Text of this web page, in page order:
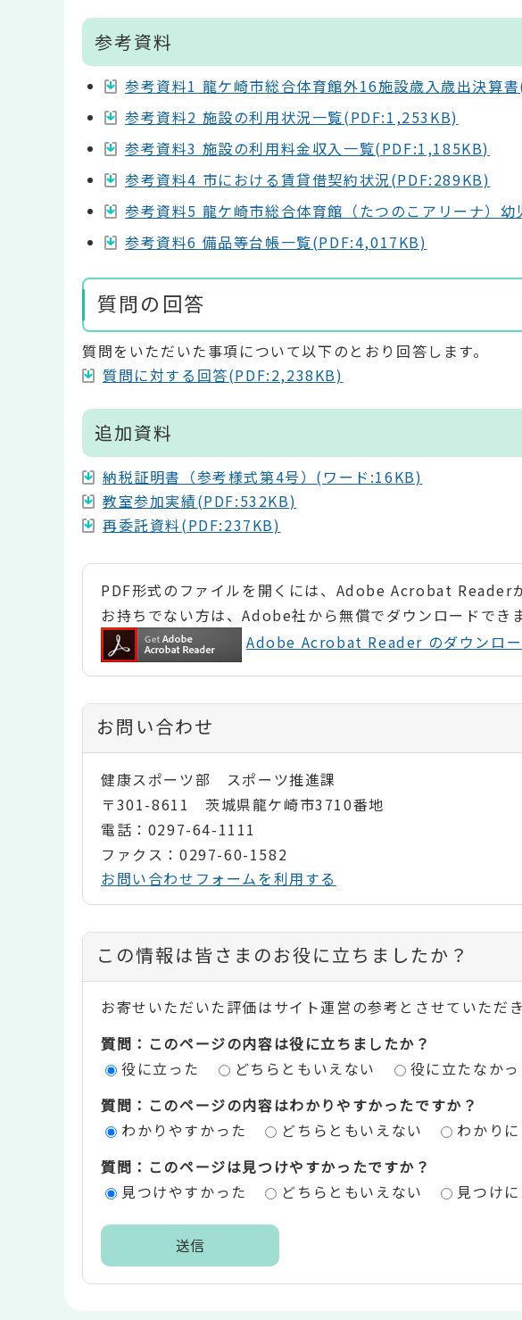
参考資料
参考資料1 龍ケ崎市総合体育館外16施設歳入歳出決算
参考資料2 施設の利用状況一覧(PDF:1,253KB)
参考資料3 施設の利用料金収入一覧(PDF:1,185KB)
参考資料4 市における賃貸借契約状況(PDF:289KB)
参考資料5 龍ケ崎市総合体育館（たつのこアリーナ）
参考資料6 備品等台帳一覧(PDF:4,017KB)
質問の回答
質問をいただいた事項について以下のとおり回答します。
質問に対する回答(PDF:2,238KB)
追加資料
納税証明書（参考様式第4号）(ワード:16KB)
教室参加実績(PDF:532KB)
再委託資料(PDF:237KB)
PDF形式のファイルを開くには、Adobe Acrobat Readerが
お持ちでない方は、Adobe社から無償でダウンロードできま
Adobe Acrobat Reader のダウンロ
お問い合わせ
健康スポーツ部 スポーツ推進課
〒301-8611 茨城県龍ケ崎市3710番地
電話：0297-64-1111
ファクス：0297-60-1582
お問い合わせフォームを利用する
コ
ン
テ
ン
評
エ
この情報は皆さまのお役に立ちましたか？
お寄せいただいた評価はサイト運営の参考とさせていただき
質問：このページの内容は役に立ちましたか？
役に立った
どちらともいえない
役に立たなかっ
質問：このページの内容はわかりやすかったですか？
わかりやすかった
どちらともいえない
わかり
質問：このページは見つけやすかったですか？
見つけやすかった
どちらともいえない 見つけ